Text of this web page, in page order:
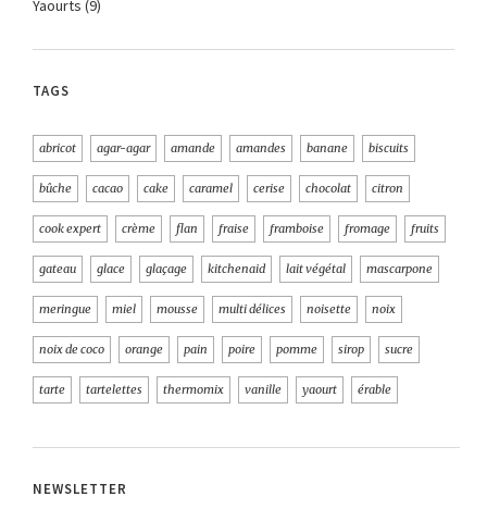
Yaourts (9)
TAGS
abricot agar-agar amande amandes banane biscuits
bûche cacao cake caramel cerise chocolat citron
cook expert crème flan fraise framboise fromage fruits
gateau glace glaçage kitchenaid lait végétal mascarpone
meringue miel mousse multi délices noisette noix
noix de coco orange pain poire pomme sirop sucre
tarte tartelettes thermomix vanille yaourt érable
NEWSLETTER